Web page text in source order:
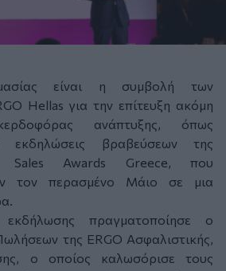
είναι η συμβολή των
Hellas για την επίτευξη ακόμη
ανάπτυξης, όπως
εκδηλώσεις βραβεύσεων της
Sales Awards Greece, που
τον περασμένο Μάιο σε μια
πραγματοποίησε ο
της ERGO Ασφαλιστικής,
ο οποίος καλωσόρισε τους